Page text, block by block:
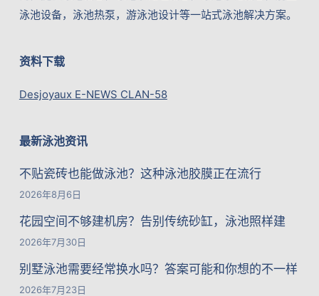
泳池设备，泳池热泵，游泳池设计等一站式泳池解决方案。
资料下载
Desjoyaux E-NEWS CLAN-58
最新泳池资讯
不贴瓷砖也能做泳池？这种泳池胶膜正在流行
2026年8月6日
花园空间不够建机房？告别传统砂缸，泳池照样建
2026年7月30日
别墅泳池需要经常换水吗？答案可能和你想的不一样
2026年7月23日